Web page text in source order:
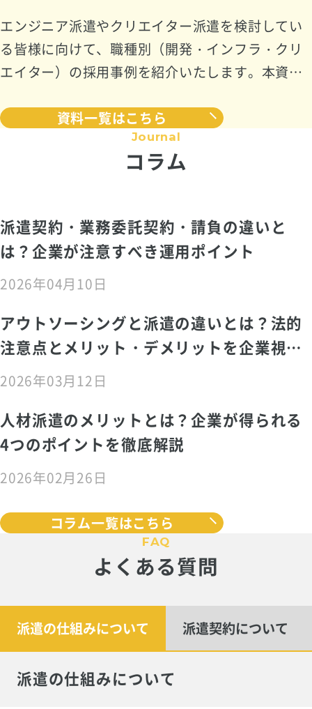
エンジニア派遣やクリエイター派遣を検討してい
る皆様に向けて、職種別（開発・インフラ・クリ
エイター）の採用事例を紹介いたします。本資料
から就業開始までの流れをご確認いただけます。
資料一覧はこちら
Journal
コラム
派遣契約・業務委託契約・請負の違いと
は？企業が注意すべき運用ポイント
2026年04月10日
アウトソーシングと派遣の違いとは？法的
注意点とメリット・デメリットを企業視点
で解説
2026年03月12日
人材派遣のメリットとは？企業が得られる
4つのポイントを徹底解説
2026年02月26日
コラム一覧はこちら
FAQ
よくある質問
派遣の仕組みについて 派遣契約について
派遣の仕組みについて